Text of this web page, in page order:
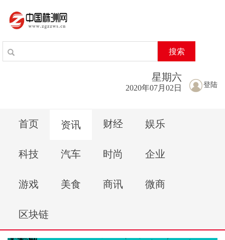
搜索
登陆
星期六
2020年07月02日
首页 资讯 财经 娱乐
科技 汽车 时尚 企业
游戏 美食 商讯 微商
区块链